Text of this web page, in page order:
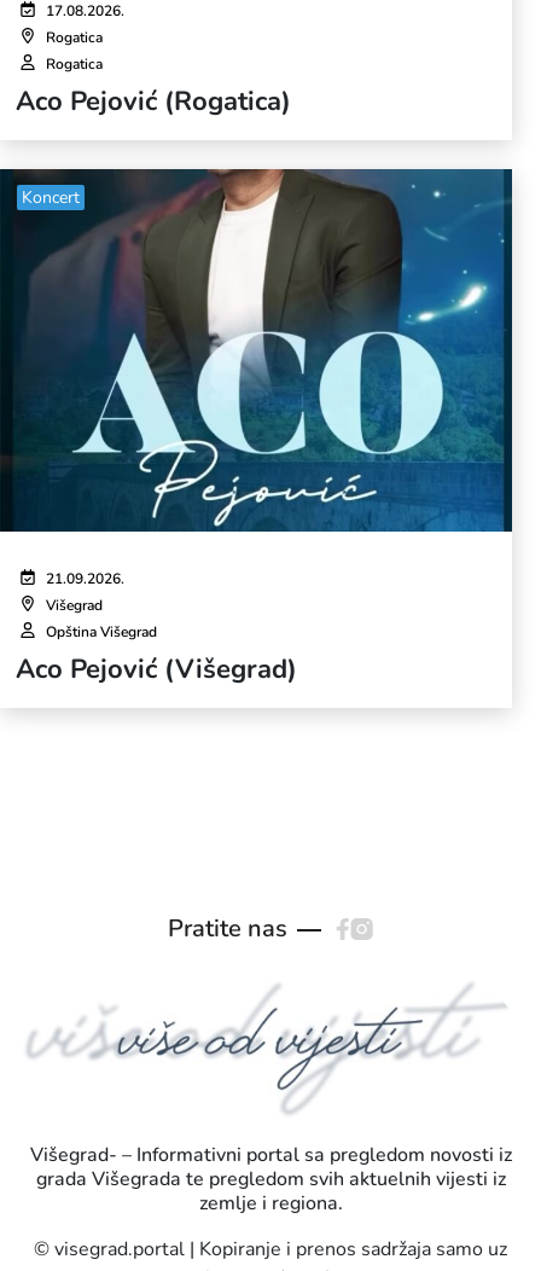
17.08.2026.
Rogatica
Rogatica
Aco Pejović (Rogatica)
Koncert
21.09.2026.
Višegrad
Opština Višegrad
Aco Pejović (Višegrad)
Pratite nas
Višegrad- – Informativni portal sa pregledom novosti iz
grada Višegrada te pregledom svih aktuelnih vijesti iz
zemlje i regiona.
© visegrad.portal | Kopiranje i prenos sadržaja samo uz